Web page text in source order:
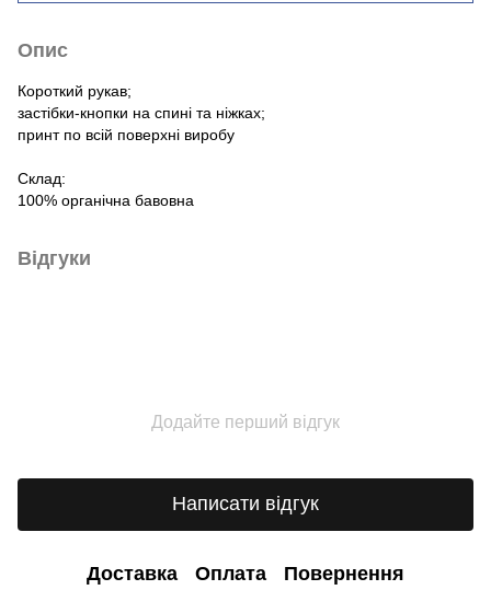
Опис
Короткий рукав;
застібки-кнопки на спині та ніжках;
принт по всій поверхні виробу
Склад:
100% органічна бавовна
Відгуки
Додайте перший відгук
Написати відгук
Доставка Оплата Повернення